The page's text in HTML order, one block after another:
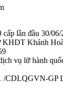
cấp lần đầu 30/
KHDT Khánh
vụ lữ hành
/CDLQGVN-GP